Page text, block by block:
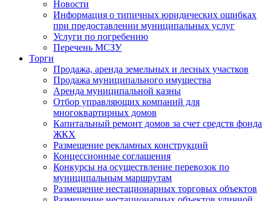
Новости
Информация о типичных юридических ошибках
при предоставлении муниципальных услуг
Услуги по погребению
Перечень МСЗУ
Торги
Продажа, аренда земельных и лесных участков
Продажа муниципального имущества
Аренда муниципальной казны
Отбор управляющих компаний для
многоквартирных домов
Капитальный ремонт домов за счет средств фонда
ЖКХ
Размещение рекламных конструкций
Концессионные соглашения
Конкурсы на осуществление перевозок по
муниципальным маршрутам
Размещение нестационарных торговых объектов